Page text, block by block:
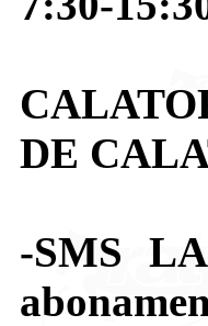
DE
-SMS